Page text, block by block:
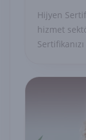
Hijyen
hizmet